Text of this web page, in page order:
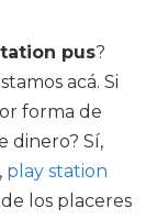
pus?
acá. Si
forma de
dinero? Sí,
play station
los placeres